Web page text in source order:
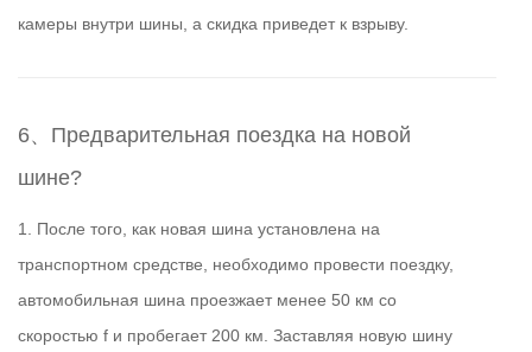
камеры внутри шины, а скидка приведет к взрыву.
6、Предварительная поездка на новой
шине?
1. После того, как новая шина установлена ​​на
транспортном средстве, необходимо провести поездку,
автомобильная шина проезжает менее 50 км со
скоростью f и пробегает 200 км. Заставляя новую шину